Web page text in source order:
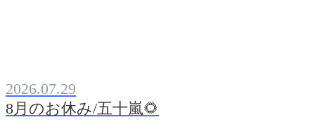
2026.07.29
8月のお休み/五十嵐🌻